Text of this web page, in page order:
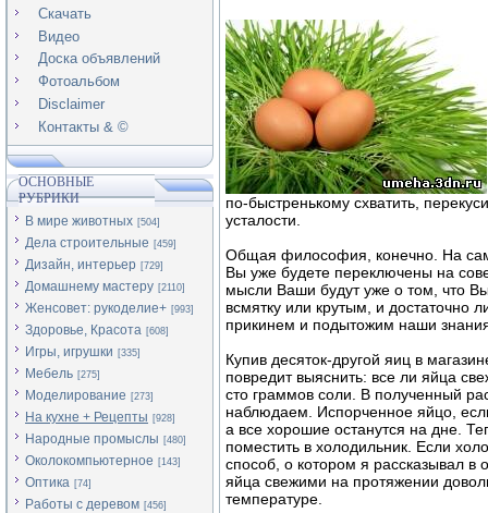
Скачать
Видео
Доска объявлений
Фотоальбом
Disclaimer
Контакты & ©
ОСНОВНЫЕ
РУБРИКИ
В мире животных [504]
Дела строительные [459]
Дизайн, интерьер [729]
Домашнему мастеру [2110]
Женсовет: рукоделие+ [993]
Здоровье, Красота [608]
Игры, игрушки [335]
Мебель [275]
Моделирование [273]
На кухне + Рецепты [928]
Народные промыслы [480]
Околокомпьютерное [143]
Оптика [74]
Работы с деревом [456]
по-быстренькому схватить,
усталости.
Общая философия, конечно. На
Вы уже будете переключены на
мысли Ваши будут уже о том, что
всмятку или крутым, и достаточно
прикинем и подытожим наши
Купив десяток-другой яиц в
повредит выяснить: все ли яйца
сто граммов соли. В полученный
наблюдаем. Испорченное яйцо,
а все хорошие останутся на дне.
поместить в холодильник. Если
способ, о котором я рассказывал в
яйца свежими на протяжении
температуре.